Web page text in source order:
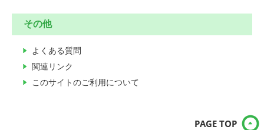
その他
よくある質問
関連リンク
このサイトのご利用について
PAGE TOP